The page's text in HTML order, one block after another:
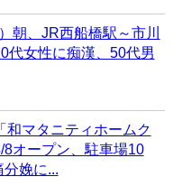
朝、JR西船橋駅～市川
代女性に痴漢、50代男
和マタニティホームク
8オープン、駐車場10
娩に...